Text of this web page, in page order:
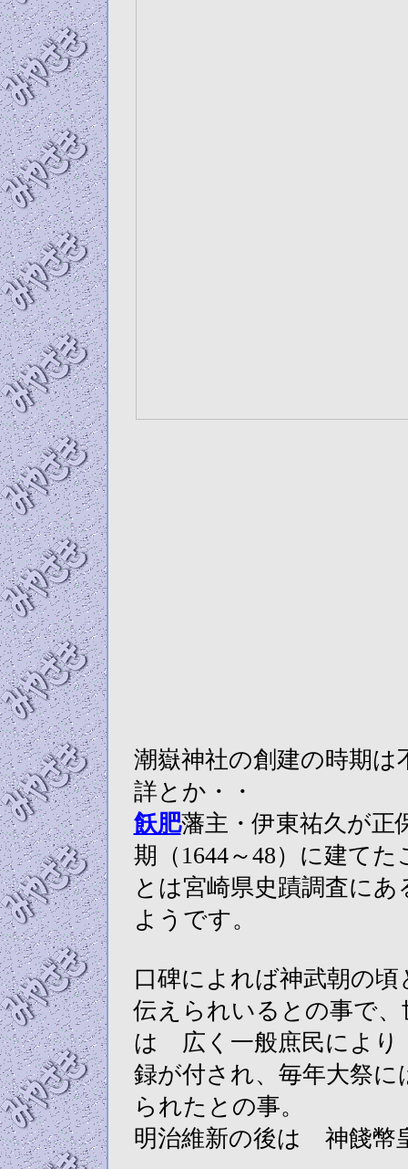
潮嶽神社の創建の時期は
詳とか・・
飫肥藩主・伊東祐久が正
期（1644～48）に建てた
とは宮崎県史蹟調査にあ
ようです。
口碑によれば神武朝の頃
伝えられいるとの事で
は 広く一般庶民により
録が付され、毎年大祭
られたとの事。
明治維新の後は 神餞幣